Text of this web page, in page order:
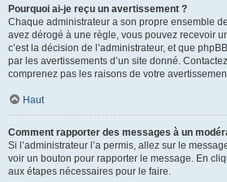
Pourquoi ai-je reçu un avertissement ?
Chaque administrateur a son propre ensemble
avez dérogé à une règle, vous pouvez recevoir
c’est la décision de l’administrateur, et que
par les avertissements d’un site donné.
comprenez pas les raisons de votre
Haut
Comment rapporter des messages à un
Si l’administrateur l’a permis, allez sur le
voir un bouton pour rapporter le message. En
aux étapes nécessaires pour le faire.